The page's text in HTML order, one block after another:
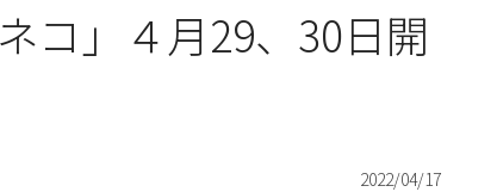
コ」４月29、30日開
2022/04/17